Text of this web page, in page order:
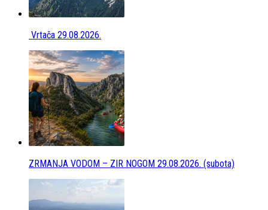
Vrtača 29.08.2026.
ZRMANJA VODOM – ZIR NOGOM 29.08.2026. (subota)